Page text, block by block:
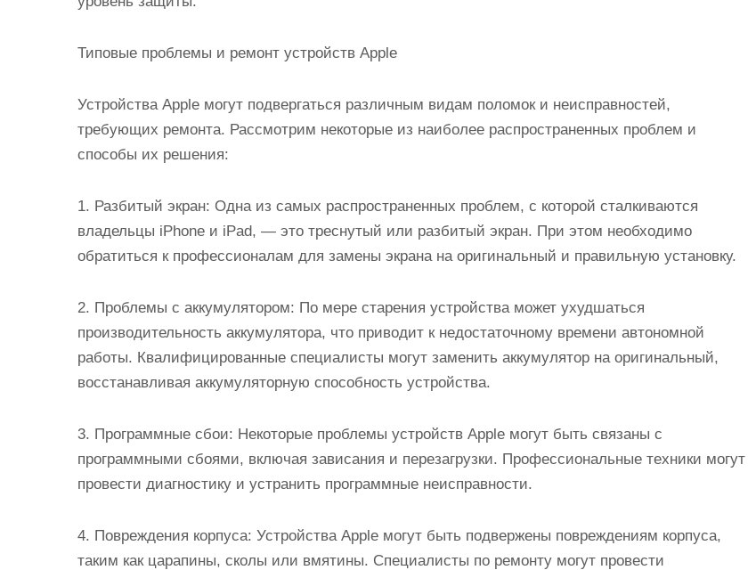
Типовые проблемы и ремонт устройств Apple
Устройства Apple могут подвергаться различным видам поломок и неисправностей,
требующих ремонта. Рассмотрим некоторые из наиболее распространенных проблем и
способы их решения:
1. Разбитый экран: Одна из самых распространенных проблем, с которой сталкиваются
владельцы iPhone и iPad, — это треснутый или разбитый экран. При этом необходимо
обратиться к профессионалам для замены экрана на оригинальный и правильную установку.
2. Проблемы с аккумулятором: По мере старения устройства может ухудшаться
производительность аккумулятора, что приводит к недостаточному времени автономной
работы. Квалифицированные специалисты могут заменить аккумулятор на оригинальный,
восстанавливая аккумуляторную способность устройства.
3. Программные сбои: Некоторые проблемы устройств Apple могут быть связаны с
программными сбоями, включая зависания и перезагрузки. Профессиональные техники могут
провести диагностику и устранить программные неисправности.
4. Повреждения корпуса: Устройства Apple могут быть подвержены повреждениям корпуса,
таким как царапины, сколы или вмятины. Специалисты по ремонту могут провести